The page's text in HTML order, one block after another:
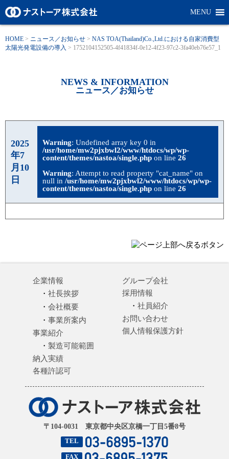
MENU
HOME > ニュース／お知らせ > NAS TOA(Thailand)Co.,Ltd.における自家消費型
太陽光発電設備の導入 > 1752104152505-4f41834f-0e12-4f23-97c2-3fa40eb76e57_1
NEWS & INFORMATION
ニュース／お知らせ
2025
年7
月10
日
Warning: Undefined array key 0 in
/usr/home/mw2pjxbwl2/www/htdocs/wp/wp-
content/themes/nastoa/single.php on line26
Warning: Attempt to read property "cat_name" on
null in/usr/home/mw2pjxbwl2/www/htdocs/wp/wp-
content/themes/nastoa/single.php on line26
〒104-0031 東京都中央区京橋一丁目5番8号
TEL
FAX
企業情報
社長挨拶
会社概要
事業所案内
事業紹介
製造可能範囲
納入実績
各種許認可
グループ会社
採用情報
社員紹介
お問い合わせ
個人情報保護方針